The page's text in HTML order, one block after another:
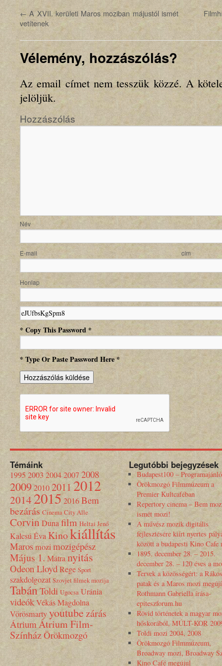
← A XVII. kerületi Maros moziban májustól ismét
vetítenek
Vélemény, hozzászólás?
Az email címet nem tesszük közzé.A
jelöljük.
Hozzászólás
E-mail
Honlap
* Copy This Password *
* Type Or Paste Password Here *
Témáink
1995 2003 200420072008
200920102011 2012
201420152016Bem
bezárás Cinema City Alle
CorvinDunafilm Heltai Jenő
Kalcsú ÉvaKinokiállítás
Marosmozimozigépész
Május 1. Mátranyitás
Odeon LloydRege Sport
szakdolgozat Szovjet filmek mozija
TabánToldi Ugocsa Uránia
videókVékás Magdolna
Vörösmartyyoutubezárás
ÁtriumÁtrium Film-
SzínházÖrökmozgó
Legutóbbi bejegyzések
Budapest100 – Programajánló
Örökmozgó Filmmúzeum a
Premier Kultcaféban
Repertory cinema – Bem
ismét mozi!
A művész mozik digitális
fejlesztésére kiírt nyertes
között a budapesti Kino Cafe
1895. december 28. – 2015.
december 28. – 120 éves a
Tervek a közösségért: a
patak és a Maros mozi
Rothmann Gabriella írása-
epiteszforum.hu
Rövid történetek a magyar
hőskorából, MÚLT-KOR
Toldi mozi 2004, 2008
Örökmozgó Filmmúzeum,
Broadway mozi, Broadway
Kino Café megújul